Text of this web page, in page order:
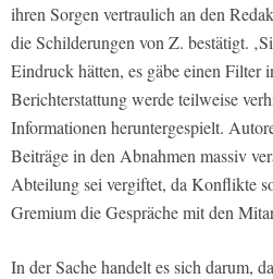
ihren Sorgen vertraulich an den
die Schilderungen von Z. bestätigt.
Eindruck hätten, es gäbe einen Filter
Berichterstattung werde teilweise
Informationen heruntergespielt.
Beiträge in den Abnahmen massiv
Abteilung sei vergiftet, da Konflikte
Gremium die Gespräche mit den
In der Sache handelt es sich darum,